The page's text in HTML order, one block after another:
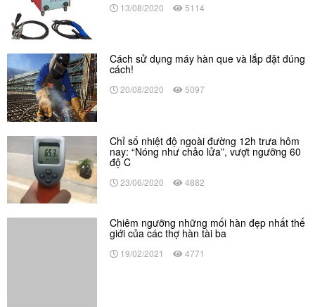
13/08/2020 5114
Cách sử dụng máy hàn que và lắp đặt đúng
cách!
20/08/2020 5097
Chỉ số nhiệt độ ngoài đường 12h trưa hôm
nay: “Nóng như chảo lửa”, vượt ngưỡng 60
độ C
23/06/2020 4882
Chiêm ngưỡng những mối hàn đẹp nhất thế
giới của các thợ hàn tài ba
19/02/2021 4771